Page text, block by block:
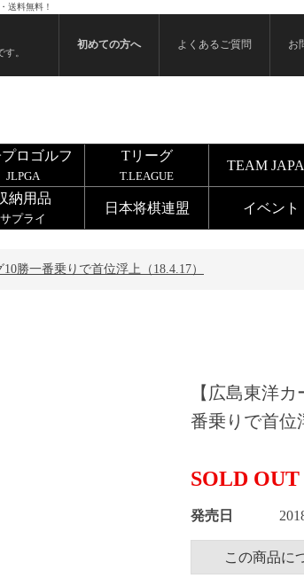
送料無料！
。
初めての方へ よくあるご質問 お
ロゴルフ
JLPGA
Tリーグ
T.LEAGUE
TEAM
納用品
サプライ
日本将棋連盟 イベント
勝一番乗りで首位浮上（18.4.17）
【広島東洋
番乗りで首位
SOLD OUT
発売日
この商品に